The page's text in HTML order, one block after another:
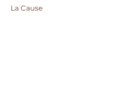
La Cause